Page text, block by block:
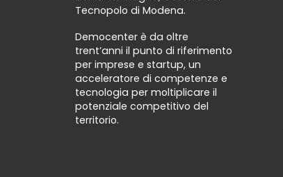
Tecnopolo di Modena.
Democenter è da oltre
trent’anni il punto di riferimento
per imprese e startup, un
acceleratore di competenze e
tecnologia per moltiplicare il
potenziale competitivo del
territorio.